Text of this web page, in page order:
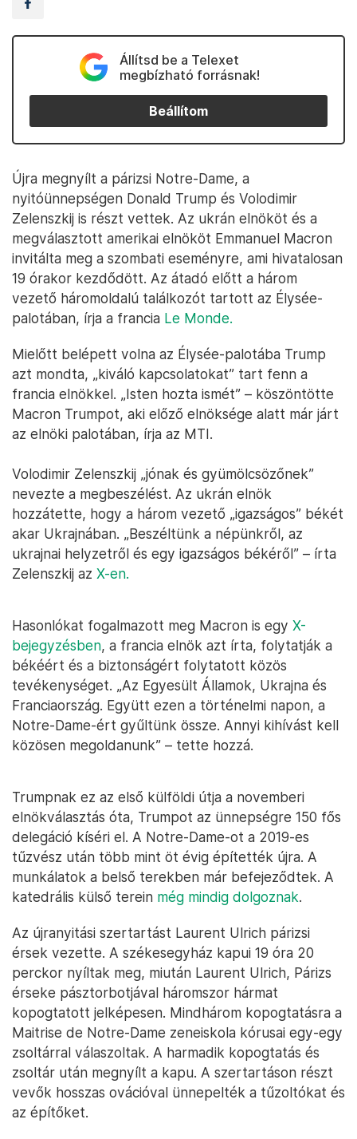
Állítsd be a Telexet
megbízható forrásnak!
Beállítom
Újra megnyílt a párizsi Notre-Dame, a
nyitóünnepségen Donald Trump és Volodimir
Zelenszkij is részt vettek. Az ukrán elnököt és a
megválasztott amerikai elnököt Emmanuel Macron
invitálta meg a szombati eseményre, ami hivatalosan
19 órakor kezdődött. Az átadó előtt a három
vezető háromoldalú találkozót tartott az Élysée-
palotában, írja a francia Le Monde.
Mielőtt belépett volna az Élysée-palotába Trump
azt mondta, „kiváló kapcsolatokat” tart fenn a
francia elnökkel. „Isten hozta ismét” – köszöntötte
Macron Trumpot, aki előző elnöksége alatt már járt
az elnöki palotában, írja az MTI.
Volodimir Zelenszkij „jónak és gyümölcsözőnek”
nevezte a megbeszélést. Az ukrán elnök
hozzátette, hogy a három vezető „igazságos” békét
akar Ukrajnában. „Beszéltünk a népünkről, az
ukrajnai helyzetről és egy igazságos békéről” – írta
Zelenszkij az X-en.
Hasonlókat fogalmazott meg Macron is egy X-
bejegyzésben, a francia elnök azt írta, folytatják a
békéért és a biztonságért folytatott közös
tevékenységet. „Az Egyesült Államok, Ukrajna és
Franciaország. Együtt ezen a történelmi napon, a
Notre-Dame-ért gyűltünk össze. Annyi kihívást kell
közösen megoldanunk” – tette hozzá.
Trumpnak ez az első külföldi útja a novemberi
elnökválasztás óta, Trumpot az ünnepségre 150 fős
delegáció kíséri el. A Notre-Dame-ot a 2019-es
tűzvész után több mint öt évig építették újra. A
munkálatok a belső terekben már befejeződtek. A
katedrális külső terein még mindig dolgoznak.
Az újranyitási szertartást Laurent Ulrich párizsi
érsek vezette. A székesegyház kapui 19 óra 20
perckor nyíltak meg, miután Laurent Ulrich, Párizs
érseke pásztorbotjával háromszor hármat
kopogtatott jelképesen. Mindhárom kopogtatásra a
Maitrise de Notre-Dame zeneiskola kórusai egy-egy
zsoltárral válaszoltak. A harmadik kopogtatás és
zsoltár után megnyílt a kapu. A szertartáson részt
vevők hosszas ovációval ünnepelték a tűzoltókat és
az építőket.